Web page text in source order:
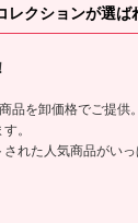
レクションが選ば
品を卸価格でご提供。
。
れた人気商品がい